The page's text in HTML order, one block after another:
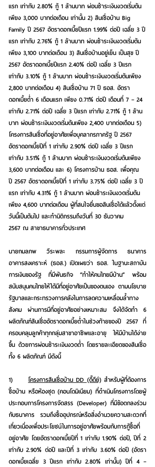
แรก เท่ากับ 2.80% กู้ 1 ล้านบาท ผ่อนชำระเงินงวดเริ่มต้น
เพียง 3,000 บาทต่อเดือน เท่านั้น 2) สินเชื่อบ้าน Big
Family ปี 2567 อัตราดอกเบี้ยปีแรก 1.99% ต่อปี เฉลี่ย 3 ปี
แรก เท่ากับ 2.76% กู้ 1 ล้านบาท ผ่อนชำระเงินงวดเริ่มต้น
เพียง 3,100 บาทต่อเดือน 3) สินเชื่อบ้านอยู่เย็น เป็นสุข ปี
2567 อัตราดอกเบี้ยปีแรก 2.40% ต่อปี เฉลี่ย 3 ปีแรก
เท่ากับ 3.10% กู้ 1 ล้านบาท ผ่อนชำระเงินงวดเริ่มต้นเพียง
2,800 บาทต่อเดือน 4) สินเชื่อบ้าน 71 ปี ธอส. อัตรา
ดอกเบี้ยต่ำ 6 เดือนแรก เพียง 0.71% ต่อปี เดือนที่ 7 – 24
เท่ากับ 2.71% ต่อปี เฉลี่ย 3 ปีแรก เท่ากับ 2.71% กู้ 1 ล้าน
บาท ผ่อนชำระเงินงวดเริ่มต้นเพียง 2,400 บาทต่อเดือน 5)
โครงการสินเชื่อที่อยู่อาศัยเพื่อบุคลากรภาครัฐ ปี 2567
อัตราดอกเบี้ยปีที่ 1 เท่ากับ 2.90% ต่อปี เฉลี่ย 3 ปีแรก
เท่ากับ 3.51% กู้ 1 ล้านบาท ผ่อนชำระเงินงวดเริ่มต้นเพียง
3,600 บาทต่อเดือน และ 6) โครงการบ้าน ธอส. เพื่อคุณ
ปี 2567 อัตราดอกเบี้ยปีที่ 1 เท่ากับ 3.75% ต่อปี เฉลี่ย 3 ปี
แรก เท่ากับ 4.31% กู้ 1 ล้านบาท ผ่อนชำระเงินงวดเริ่มต้น
เพียง 4,600 บาทต่อเดือน ผู้ที่สนใจยื่นขอสินเชื่อได้แล้วตั้งแต่
วันนี้เป็นต้นไป และทำนิติกรรมถึงวันที่ 30 ธันวาคม
2567 ณ สาขาธนาคารทั่วประเทศ
นายกมลภพ วีระพละ กรรมการผู้จัดการ ธนาคาร
อาคารสงเคราะห์ (ธอส.) เปิดเผยว่า ธอส. ในฐานะสถาบัน
การเงินของรัฐ ที่มีพันธกิจ “ทำให้คนไทยมีบ้าน” พร้อม
สนับสนุนคนไทยให้ได้มีที่อยู่อาศัยเป็นของตนเอง ตามนโยบาย
รัฐบาลและกระทรวงการคลังในการลดความเหลื่อมล้ำทาง
สังคม ผ่านการมีที่อยู่อาศัยอย่างเหมาะสม จึงได้จัดทำ 6
ผลิตภัณฑ์สินเชื่ออัตราดอกเบี้ยต่ำในช่วงท้ายของปี 2567 ที่
ครอบคลุมลูกค้าทุกกลุ่มสาขาอาชีพและอายุ ให้มีบ้านได้ง่าย
ขึ้น ด้วยการผ่อนชำระเงินงวดต่ำ โดยรายละเอียดของสินเชื่อ
ทั้ง 6 ผลิตภัณฑ์ มีดังนี้
1) โครงการสินเชื่อบ้าน DD (ดี๊ดีย์) สำหรับผู้ที่ต้องการ
ซื้อบ้าน หรือห้องชุด (คอนโดมิเนียม) ที่ดำเนินโครงการโดยผู้
ประกอบการโครงการจัดสรร (Developer) ที่มีข้อตกลงร่วม
กับธนาคาร รวมถึงซื้ออุปกรณ์หรือสิ่งอำนวยความสะดวกที่
เกี่ยวเนื่องเพื่อประโยชน์ในการอยู่อาศัยพร้อมกับการกู้ซื้อที่
อยู่อาศัย โดยอัตราดอกเบี้ยปีที่ 1 เท่ากับ 1.90% ต่อปี, ปีที่ 2
เท่ากับ 2.90% ต่อปี และปีที่ 3 เท่ากับ 3.60% ต่อปี (อัตรา
ดอกเบี้ยเฉลี่ย 3 ปีแรก เท่ากับ 2.80% เท่านั้น) ปีที่ 4 –